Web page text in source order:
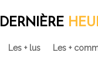
DERNIÈRE
Les + lus Les +